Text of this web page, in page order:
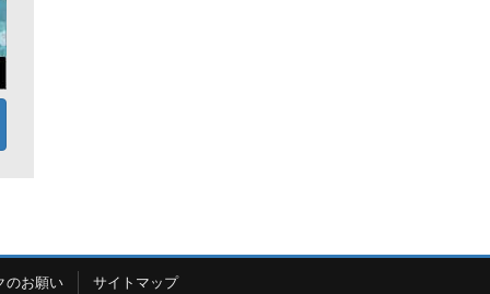
のお願い サイトマップ